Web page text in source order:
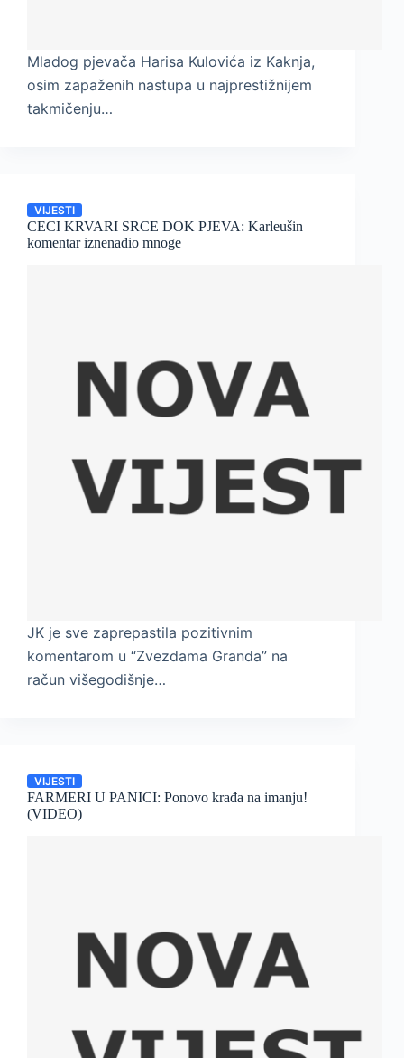
Mladog pjevača Harisa Kulovića iz Kaknja,
osim zapaženih nastupa u najprestižnijem
takmičenju…
VIJESTI
CECI KRVARI SRCE DOK PJEVA: Karleušin
komentar iznenadio mnoge
JK je sve zaprepastila pozitivnim
komentarom u “Zvezdama Granda” na
račun višegodišnje…
VIJESTI
FARMERI U PANICI: Ponovo krađa na imanju!
(VIDEO)